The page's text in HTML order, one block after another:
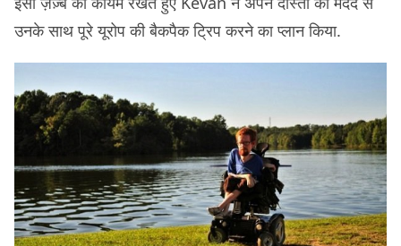
उनके साथ पूरे यूरोप की बैकपैक ट्रिप करने का प्लान किया.